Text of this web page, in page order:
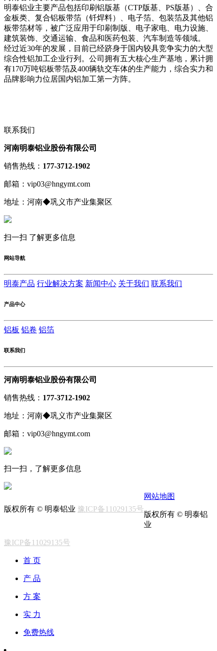
明泰铝业主要产品包括印刷铝版基（CTP版基、PS版基）、合
金板类、复合铝板带箔（钎焊料）、电子箔、包装箔及其他铝
板带箔材等，被广泛应用于印刷制版、电子家电、电力设施、
建筑装饰、交通运输、食品和医药包装、汽车制造等领域。
经过近30年的发展，目前已经跻身于国内较具竞争实力的大型
综合性铝加工企业行列。公司拥有五大核心生产基地，累计拥
有170万吨铝板带箔及400辆轨交车体的生产能力，综合实力和
品牌影响力位居国内铝加工第一方阵。
联系我们
河南明泰铝业股份有限公司
销售热线： 177-3712-1902
邮箱：vip03@hngymt.com
地址：河南◆巩义市产业集聚区
扫一扫 了解更多信息
网站导航
明泰产品 行业解决方案 新闻中心 关于我们 联系我们
产品中心
铝板 铝卷 铝箔
联系我们
河南明泰铝业股份有限公司
销售热线： 177-3712-1902
地址：河南◆巩义市产业集聚区
邮箱：vip03@hngymt.com
扫一扫，了解更多信息
版权所有 © 明泰铝业 豫ICP备11029135号
网站地图
版权所有 © 明泰铝
业
豫ICP备11029135号
首 页
产 品
方 案
实 力
免费热线